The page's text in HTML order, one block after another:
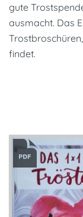
gute
ausmacht. Das
findet.